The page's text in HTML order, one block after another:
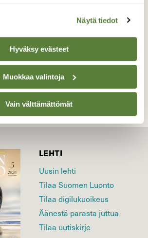
Näytä tiedot
Hyväksy evästeet
Muokkaa valintoja
Vain välttämättömät
TAKAISIN LISTAAN
LEHTI
Uusin lehti
Tilaa Suomen Luonto
Tilaa digilukuoikeus
Äänestä parasta juttua
Tilaa uutiskirje